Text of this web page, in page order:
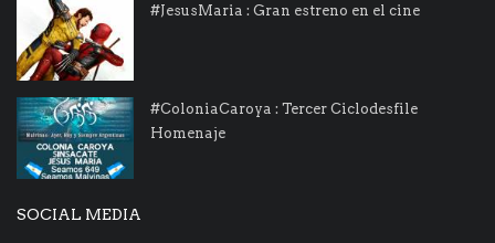
#JesusMaria : Gran estreno en el cine
#ColoniaCaroya : Tercer Ciclodesfile
Homenaje
SOCIAL MEDIA